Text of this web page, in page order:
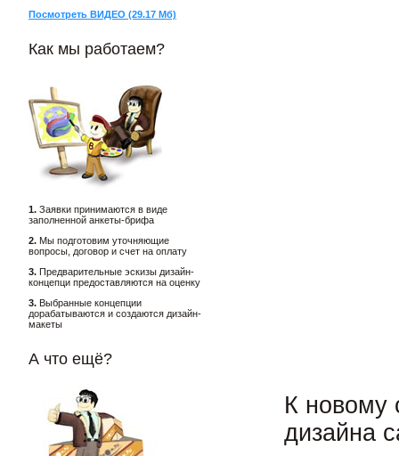
Посмотреть ВИДЕО (29.17 Мб)
Как мы работаем?
1. Заявки принимаются в виде
заполненной анкеты-брифа
2. Мы подготовим уточняющие
вопросы, договор и счет на оплату
3. Предварительные эскизы дизайн-
концепци предоставляются на оценку
3. Выбранные концепции
дорабатываются и создаются дизайн-
макеты
А что ещё?
К новому
дизайна